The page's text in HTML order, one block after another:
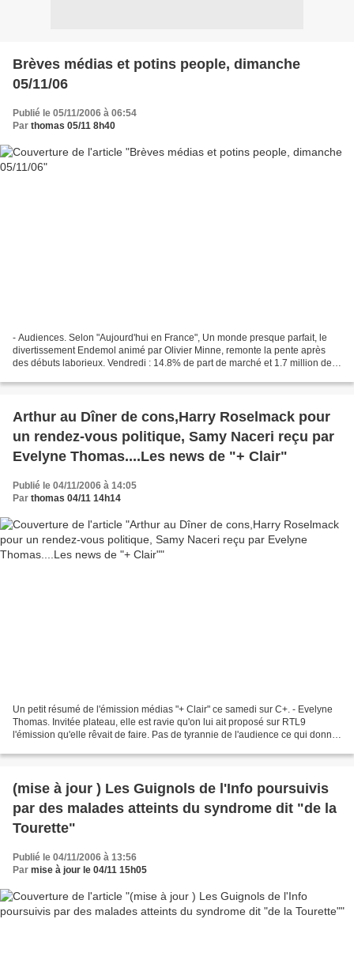
Brèves médias et potins people, dimanche
05/11/06
Publié le 05/11/2006 à 06:54
Par thomas 05/11 8h40
- Audiences. Selon "Aujourd'hui en France", Un monde presque parfait, le
divertissement Endemol animé par Olivier Minne, remonte la pente après
des débuts laborieux. Vendredi : 14.8% de part de marché et 1.7 million de
Arthur au Dîner de cons,Harry Roselmack pour
un rendez-vous politique, Samy Naceri reçu par
Evelyne Thomas....Les news de "+ Clair"
Publié le 04/11/2006 à 14:05
Par thomas 04/11 14h14
Un petit résumé de l'émission médias "+ Clair" ce samedi sur C+. - Evelyne
Thomas. Invitée plateau, elle est ravie qu'on lui ait proposé sur RTL9
l'émission qu'elle rêvait de faire. Pas de tyrannie de l'audience ce qui donne
(mise à jour ) Les Guignols de l'Info poursuivis
par des malades atteints du syndrome dit "de la
Tourette"
Publié le 04/11/2006 à 13:56
Par mise à jour le 04/11 15h05